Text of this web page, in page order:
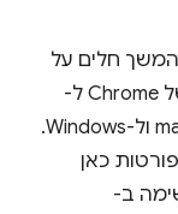
חלים על
הגרסה החדשה ביותר של ערוץ הבטא של Chrome ל-
Android, ל-ChromeOS, ל-Linux, ל-macOS ול-Windows.
כאן
ב-